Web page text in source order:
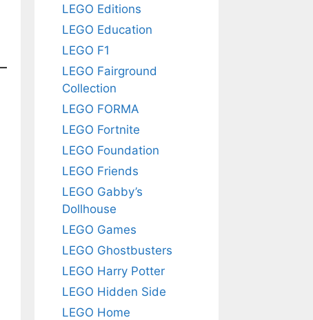
LEGO Editions
LEGO Education
LEGO F1
LEGO Fairground
Collection
LEGO FORMA
LEGO Fortnite
LEGO Foundation
LEGO Friends
LEGO Gabby’s
Dollhouse
LEGO Games
LEGO Ghostbusters
LEGO Harry Potter
LEGO Hidden Side
LEGO Home